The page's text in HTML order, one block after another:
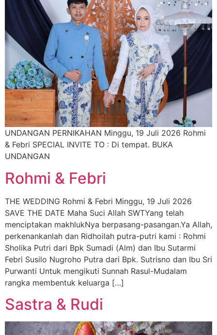
UNDANGAN PERNIKAHAN Minggu, 19 Juli 2026 Rohmi
& Febri SPECIAL INVITE TO : Di tempat. BUKA
UNDANGAN
Rohmi & Febri
THE WEDDING Rohmi & Febri Minggu, 19 Juli 2026
SAVE THE DATE Maha Suci Allah SWTYang telah
menciptakan makhlukNya berpasang-pasangan.Ya Allah,
perkenankanlah dan Ridhoilah putra-putri kami : Rohmi
Sholika Putri dari Bpk Sumadi (Alm) dan Ibu Sutarmi
Febri Susilo Nugroho Putra dari Bpk. Sutrisno dan Ibu Sri
Purwanti Untuk mengikuti Sunnah Rasul-Mudalam
rangka membentuk keluarga […]
Sastra & Rudi